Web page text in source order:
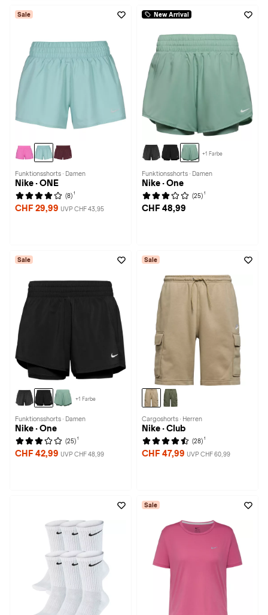
Sale
Funktionsshorts · Damen
Nike · ONE
(8) 1
CHF 29,99 UVP CHF 43,95
New Arrival
+1 Farbe
Funktionsshorts · Damen
Nike · One
(25) 1
CHF 48,99
Sale
+1 Farbe
Funktionsshorts · Damen
Nike · One
(25) 1
CHF 42,99 UVP CHF 48,99
Sale
Cargoshorts · Herren
Nike · Club
(28) 1
CHF 47,99 UVP CHF 60,99
Sale